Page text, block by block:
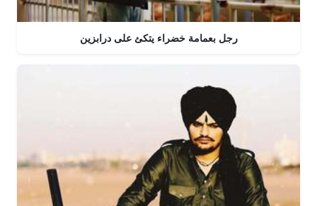
رجل بعمامة خضراء يتكئ على درابزين